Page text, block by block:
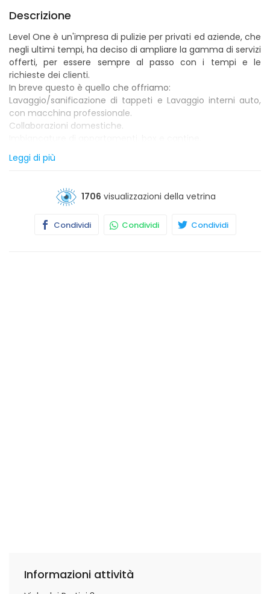
Descrizione
Level One è un'impresa di pulizie per privati ed aziende, che
negli ultimi tempi, ha deciso di ampliare la gamma di servizi
offerti, per essere sempre al passo con i tempi e le
richieste dei clienti.
In breve questo è quello che offriamo:
Lavaggio/sanificazione di tappeti e Lavaggio interni auto,
con macchina professionale.
Collaborazioni domestiche.
Traslochi e pulizia di locali con materiali da smaltire in
discarica.
(Rivenditore BIOLU' prodotti naturali e vegani alla spina)
Vendita mangime per animali di alta qualità.
Leggi di più
1706 visualizzazioni della vetrina
Condividi Condividi Condividi
Informazioni attività